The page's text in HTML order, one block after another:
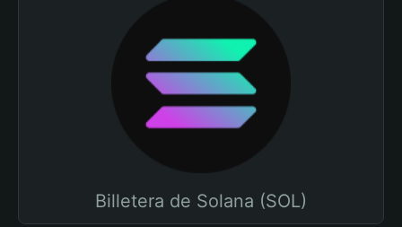
Billetera de Solana (SOL)